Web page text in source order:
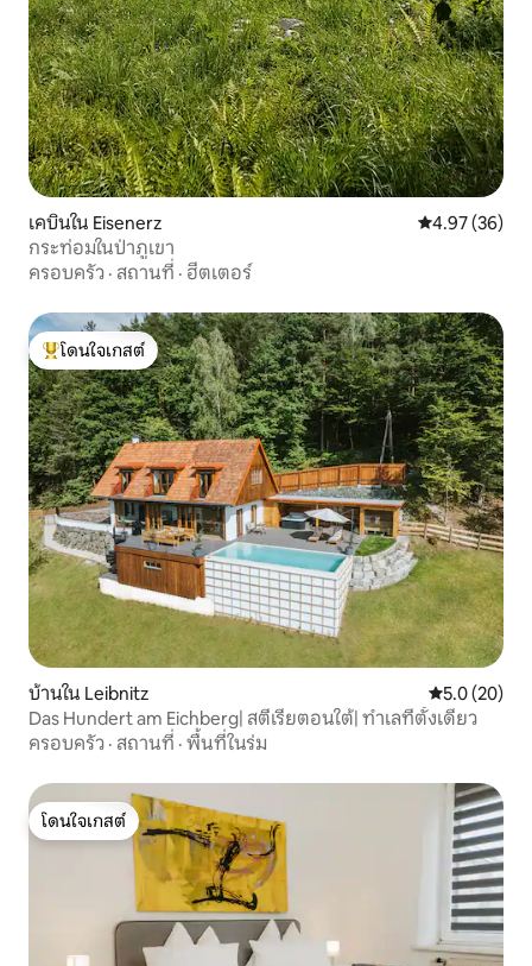
เคบินใน Eisenerz คะแนนเฉลี่ย
4.97 (36)
กระท่อมในป่าภูเขา
ครอบครัว · สถานที่ · ฮีตเตอร์
โดนใจเกสต์ที่สุด
โดนใจเกสต์
บ้านใน Leibnitz คะแนนเฉลี่ย
5.0 (20)
Das Hundert am Eichberg| สตีเรียตอนใต้| ทำเลที่ตั้งเดี่ยว
ครอบครัว · สถานที่ · พื้นที่ในร่ม
โดนใจเกสต์
โดนใจเกสต์